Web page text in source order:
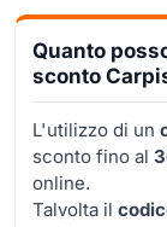
Quanto
sconto
L'utilizzo di un
sconto fino al
online.
Talvolta il